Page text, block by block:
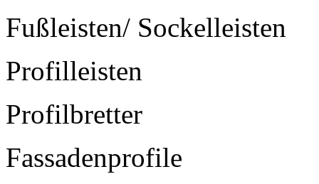
Fußleisten/ Sockelleisten
Profilleisten
Profilbretter
Fassadenprofile